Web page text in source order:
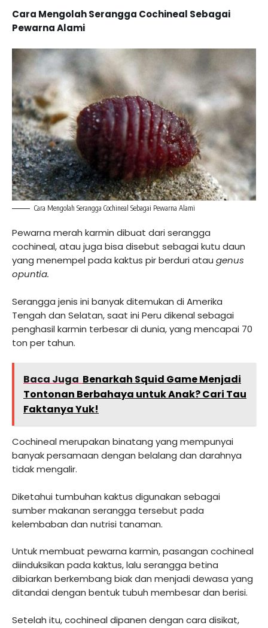
Cara Mengolah Serangga Cochineal Sebagai
Pewarna Alami
Cara Mengolah Serangga Cochineal Sebagai Pewarna Alami
Pewarna merah karmin dibuat dari serangga
cochineal, atau juga bisa disebut sebagai kutu daun
yang menempel pada kaktus pir berduri atau genus
opuntia.
Serangga jenis ini banyak ditemukan di Amerika
Tengah dan Selatan, saat ini Peru dikenal sebagai
penghasil karmin terbesar di dunia, yang mencapai 70
ton per tahun.
Baca Juga Benarkah Squid Game Menjadi
Tontonan Berbahaya untuk Anak? Cari Tau
Faktanya Yuk!
Cochineal merupakan binatang yang mempunyai
banyak persamaan dengan belalang dan darahnya
tidak mengalir.
Diketahui tumbuhan kaktus digunakan sebagai
sumber makanan serangga tersebut pada
kelembaban dan nutrisi tanaman.
Untuk membuat pewarna karmin, pasangan cochineal
diinduksikan pada kaktus, lalu serangga betina
dibiarkan berkembang biak dan menjadi dewasa yang
ditandai dengan bentuk tubuh membesar dan berisi.
Setelah itu, cochineal dipanen dengan cara disikat,